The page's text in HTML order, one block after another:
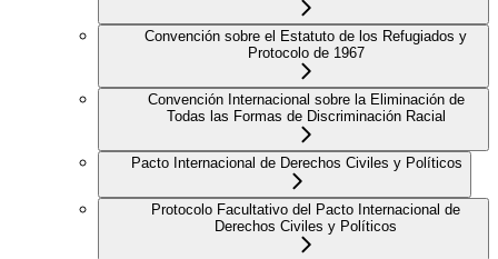
Convención sobre el Estatuto de los Refugiados y
Protocolo de 1967
Convención Internacional sobre la Eliminación de
Todas las Formas de Discriminación Racial
Pacto Internacional de Derechos Civiles y Políticos
Protocolo Facultativo del Pacto Internacional de
Derechos Civiles y Políticos